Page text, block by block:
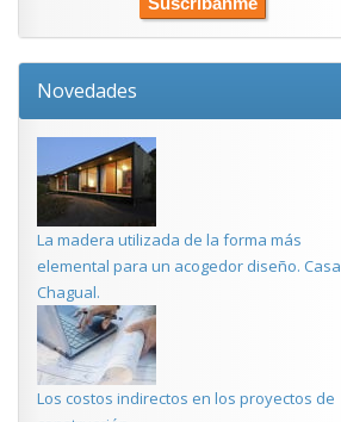
Novedades
La madera utilizada de la forma más
elemental para un acogedor diseño. Casa
Chagual.
Los costos indirectos en los proyectos de